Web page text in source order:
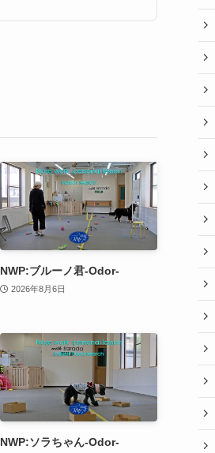
NWP:ブルーノ君-Odor-
2026年8月6日
NWP:ソラちゃん-Odor-